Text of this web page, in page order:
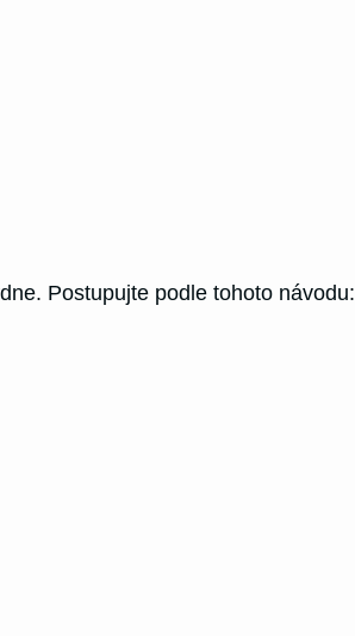
Postupujte podle tohoto návodu: